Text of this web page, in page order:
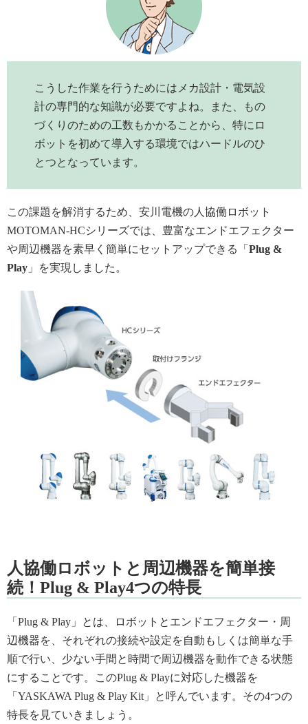
こうした作業を行うためにはメカ設計・電気設
計の専門的な知識が必要ですよね。また、もの
づくりのための工数もかかることから、特にロ
ボットを初めて導入する環境ではハードルのひ
とつとなっています。
この課題を解消するため、安川電機の人協働ロボット
MOTOMAN-HCシリーズでは、豊富なエンドエフェクター
や周辺機器を素早く簡単にセットアップできる「 Plug &
Play 」を実現しました。
人協働ロボットと周辺機器を簡単接
続！Plug & Play4つの特長
「Plug & Play」とは、ロボットとエンドエフェクター・周
辺機器を、それぞれの接続や設定を自動もしくは簡単な手
順で行い、少ない手間と時間で周辺機器を動作できる状態
にすることです。このPlug & Playに対応した機器を
「YASKAWA Plug & Play Kit」と呼んでいます。その4つの
特長を見ていきましょう。